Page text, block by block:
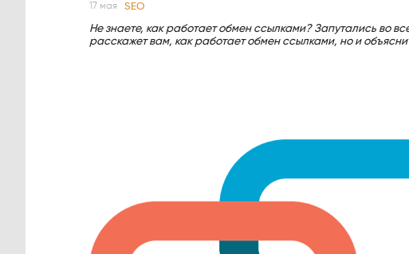
17 мая SEO
Не знаете, как работает обмен ссылками? Запутались во
расскажет вам, как работает обмен ссылками, но и